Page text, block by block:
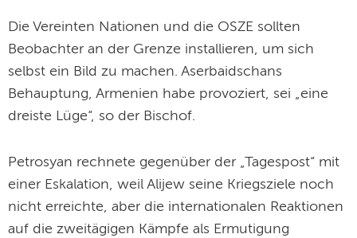
Die Vereinten Nationen und die OSZE sollten
Beobachter an der Grenze installieren, um sich
selbst ein Bild zu machen. Aserbaidschans
Behauptung, Armenien habe provoziert, sei „eine
dreiste Lüge“, so der Bischof.
Petrosyan rechnete gegenüber der „Tagespost“ mit
einer Eskalation, weil Alijew seine Kriegsziele noch
nicht erreichte, aber die internationalen Reaktionen
auf die zweitägigen Kämpfe als Ermutigung